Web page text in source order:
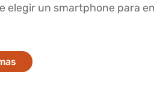
elegir un smartphone para